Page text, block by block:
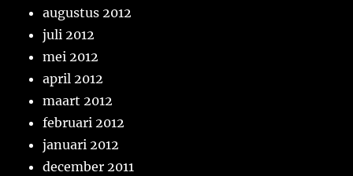
augustus 2012
juli 2012
mei 2012
april 2012
maart 2012
februari 2012
januari 2012
december 2011